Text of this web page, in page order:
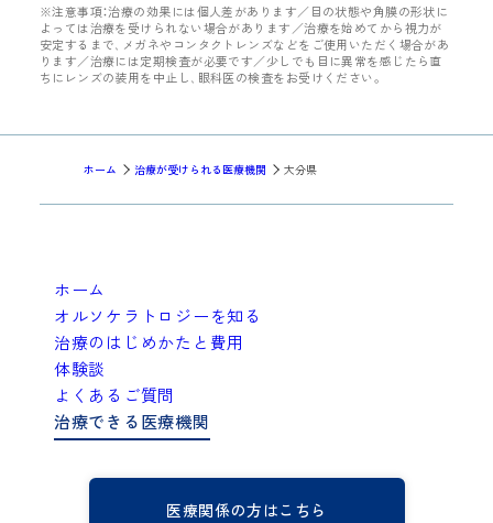
※注意事項：治療の効果には個人差があります／目の状態や角膜の形状に
よっては治療を受けられない場合があります／治療を始めてから視力が
安定するまで､メガネやコンタクトレンズなどをご使用いただく場合があ
ります／治療には定期検査が必要です／少しでも目に異常を感じたら直
ちにレンズの装用を中止し､眼科医の検査をお受けください。
ホーム 治療が受けられる医療機関 大分県
ホーム
オルソケラトロジーを知る
治療のはじめかたと費用
体験談
よくあるご質問
治療できる医療機関
医療関係の方はこちら